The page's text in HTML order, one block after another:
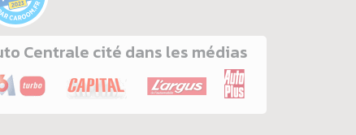
Centrale cité dans les médias